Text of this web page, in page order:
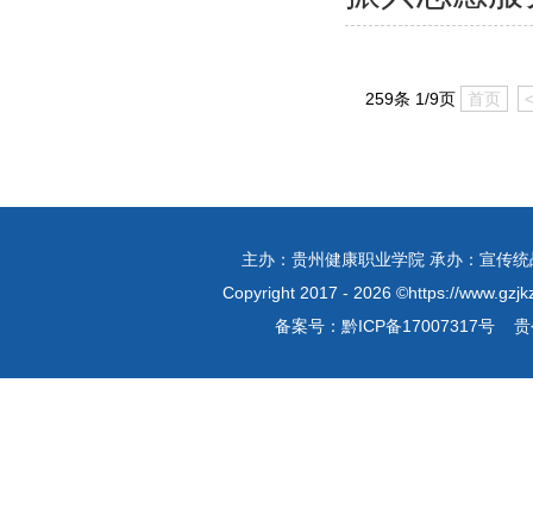
259条 1/9页 首页
主办：贵州健康职业学院 承办：宣传
Copyright 2017 - 2026 ©https://
备案号： 黔ICP备17007317号贵